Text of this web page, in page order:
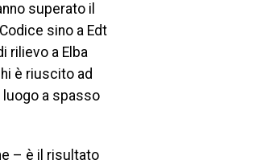
superato il
sino a Edt
rilievo a Elba
è riuscito ad
a spasso
– è il risultato